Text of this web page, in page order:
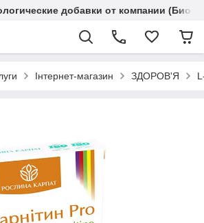
добавки от компании
Інтернет-магазин ЗДОРОВ'Я